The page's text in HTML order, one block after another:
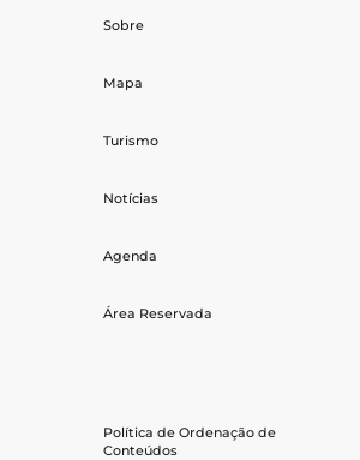
Sobre
Mapa
Turismo
Notícias
Agenda
Área Reservada
Política de Ordenação de
Conteúdos